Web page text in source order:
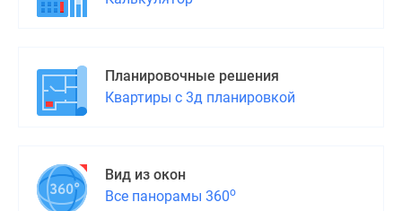
Коттеджные
водоема
Коттеджные
поселки
Бизнес-
центры
Планировочные решения
Квартиры с 3д планировкой
Вид из окон
Все панорамы 360о